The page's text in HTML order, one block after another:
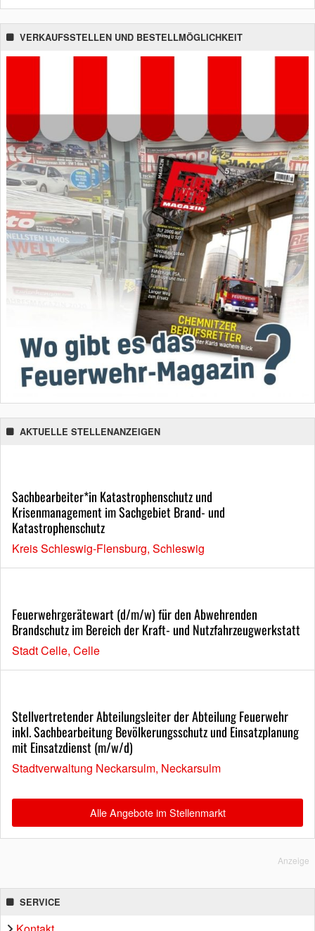
VERKAUFSSTELLEN UND BESTELLMÖGLICHKEIT
AKTUELLE STELLENANZEIGEN
Sachbearbeiter*in Katastrophenschutz und
Krisenmanagement im Sachgebiet Brand- und
Katastrophenschutz
Kreis Schleswig-Flensburg, Schleswig
Feuerwehrgerätewart (d/m/w) für den Abwehrenden
Brandschutz im Bereich der Kraft- und Nutzfahrzeugwerkstatt
Stadt Celle, Celle
Stellvertretender Abteilungsleiter der Abteilung Feuerwehr
inkl. Sachbearbeitung Bevölkerungsschutz und Einsatzplanung
mit Einsatzdienst (m/w/d)
Stadtverwaltung Neckarsulm, Neckarsulm
Alle Angebote im Stellenmarkt
Anzeige
SERVICE